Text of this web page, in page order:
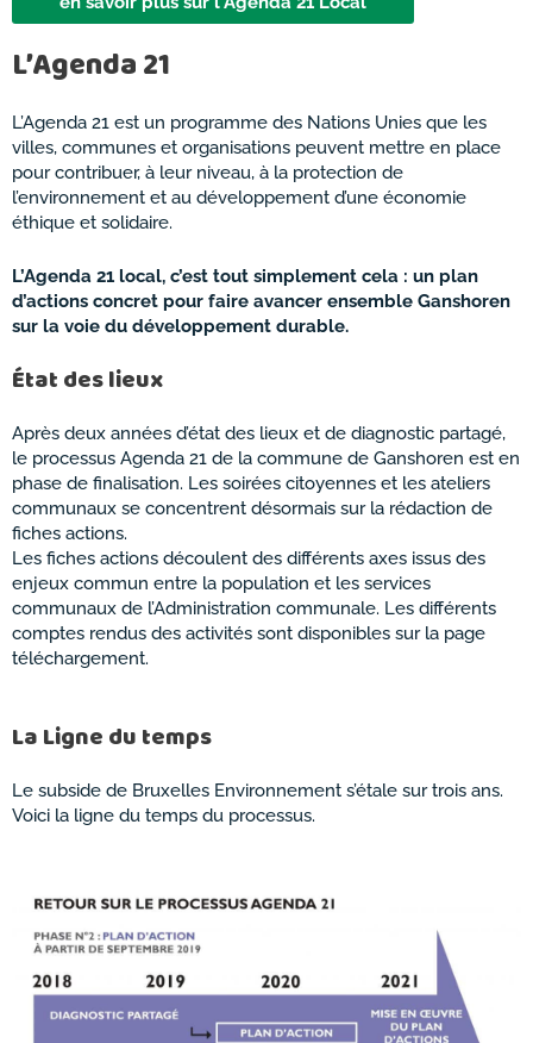
L’Agenda 21
L’Agenda 21 est un programme des Nations Unies que les
villes, communes et organisations peuvent mettre en place
pour contribuer, à leur niveau, à la protection de
l’environnement et au développement d’une économie
éthique et solidaire.
L’Agenda 21 local, c’est tout simplement cela : un plan
d’actions concret pour faire avancer ensemble Ganshoren
sur la voie du développement durable.
État des lieux
Après deux années d’état des lieux et de diagnostic partagé,
le processus Agenda 21 de la commune de Ganshoren est en
phase de finalisation. Les soirées citoyennes et les ateliers
communaux se concentrent désormais sur la rédaction de
fiches actions.
Les fiches actions découlent des différents axes issus des
enjeux commun entre la population et les services
communaux de l’Administration communale. Les différents
comptes rendus des activités sont disponibles sur la page
téléchargement.
La Ligne du temps
Le subside de Bruxelles Environnement s’étale sur trois ans.
Voici la ligne du temps du processus.